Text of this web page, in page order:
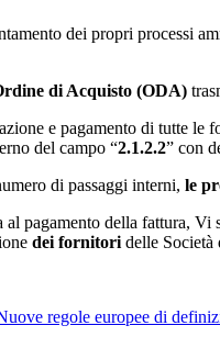
dei propri processi
di Acquisto (ODA)
e pagamento di tutte le
del campo “2.1.2.2” con
di passaggi interni, le
pagamento della fattura,
dei fornitori delle
regole europee di